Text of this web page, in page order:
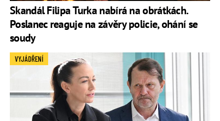
Skandál Filipa Turka nabírá na obrátkách.
Poslanec reaguje na závěry policie, ohání se
soudy
VYJÁDŘENÍ